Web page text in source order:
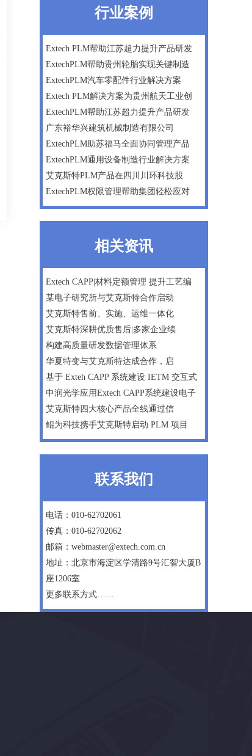
行业案例
Extech PLM帮助江苏超力提升产品研发
ExtechPLM帮助贵州轮胎实现关键制造
ExtechPLM汽车零配件行业解决方案
Extech PLM解决方案为贵州航天工业创
ExtechPLM帮助江苏超力提升产品研发
广东裕华兴建筑机械制造有限公司
ExtechPLM助苏福马全面协同管理产品
ExtechPLM通用设备制造行业解决方案
艾克斯特PLM产品在四川川环科技股
ExtechPLM权限管理帮助集团轻松应对
相关资讯
Extech CAPP|材料定额管理 提升工艺编
某电子研究所与艾克斯特合作启动
艾克斯特售前、实施、运维一体化
艾克斯特深耕优质售后|多家企业续
构建高质量研发数据管理体系
华夏特变与艾克斯特达成合作，启
基于 Exteh CAPP 系统建设 IETM 交互式
中润光学应用Extech CAPP系统建设电子
艾克斯特四大核心产品全线通过信
鲲为科技携手艾克斯特启动 PLM 项目
联系我们
电话：010-62702061
传真：010-62702062
邮箱：webmaster@extech.com.cn
地址：北京市海淀区学清路9号汇智大厦B
座1206室
更多联系方式……